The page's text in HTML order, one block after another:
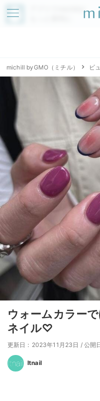
アプリでmichillが
michill byGMO（ミチル） ビ
ウォームカラー
ネイル♡
更新日：2023年11月23日 / 公開
Itnail